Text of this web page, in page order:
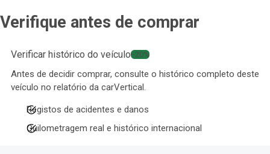
Verifique antes de comprar
Verificar histórico do veículo−20%
Antes de decidir comprar, consulte o histórico completo deste
veículo no relatório da carVertical.
Registos de acidentes e danos
Quilometragem real e histórico internacional